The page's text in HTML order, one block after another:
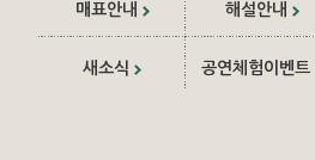
매표안내 해설안내
새소식 공연체험이벤트